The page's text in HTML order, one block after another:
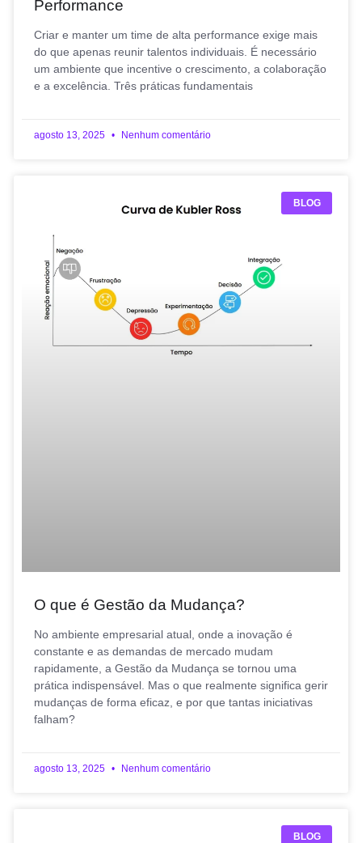
Performance
Criar e manter um time de alta performance exige mais
do que apenas reunir talentos individuais. É necessário
um ambiente que incentive o crescimento, a colaboração
e a excelência. Três práticas fundamentais
agosto 13, 2025 Nenhum comentário
BLOG
O que é Gestão da Mudança?
No ambiente empresarial atual, onde a inovação é
constante e as demandas de mercado mudam
rapidamente, a Gestão da Mudança se tornou uma
prática indispensável. Mas o que realmente significa gerir
mudanças de forma eficaz, e por que tantas iniciativas
falham?
agosto 13, 2025 Nenhum comentário
BLOG